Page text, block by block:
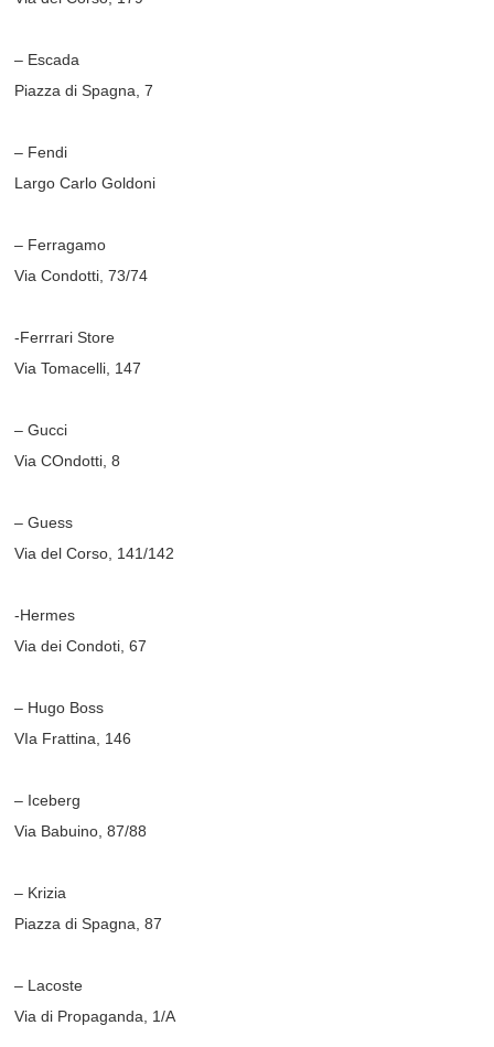
– Escada
Piazza di Spagna, 7
– Fendi
Largo Carlo Goldoni
– Ferragamo
Via Condotti, 73/74
-Ferrrari Store
Via Tomacelli, 147
– Gucci
Via COndotti, 8
– Guess
Via del Corso, 141/142
-Hermes
Via dei Condoti, 67
– Hugo Boss
VIa Frattina, 146
– Iceberg
Via Babuino, 87/88
– Krizia
Piazza di Spagna, 87
– Lacoste
Via di Propaganda, 1/A